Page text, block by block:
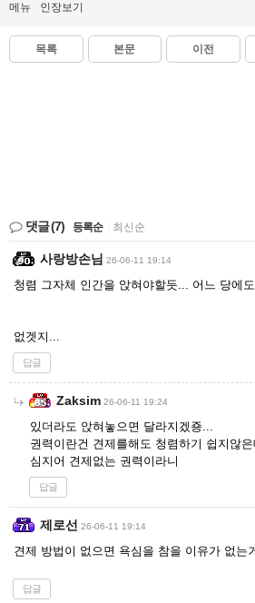
메뉴 인장보기
목록 본문 이전
댓글(7) 등록순 최신순
사랑방손님 26-06-11 19:14
청렴 그자체 인간을 앉혀야할듯... 어느 당에
없겟지...
답글
Zaksim 26-06-11 19:24
있더라도 앉혀놓으면 달라지겠죵...
권력이란건 견제를해도 청렴하기 쉽지않은
심지어 견제없는 권력이라니
답글
제로선 26-06-11 19:14
견제 방법이 없으면 욕심을 참을 이유가 없는
답글